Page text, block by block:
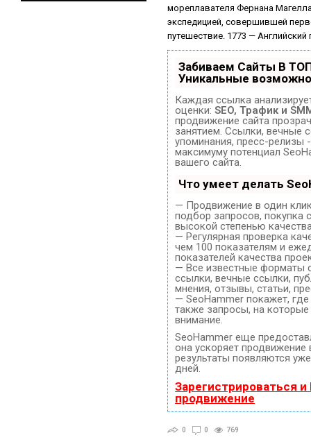
мореплавателя Фернана
экспедицией, совершившей
путешествие. 1773 —
Забиваем Сайты В
Уникальные
Каждая ссылка
оценки:SEO, Трафик и
продвижение сайта
занятием. Ссылки, вечные
упоминания, пресс-релизы
максимуму потенциал
вашего сайта.
Что умеет делать
— Продвижение в один
подбор запросов, покупка
высокой степенью
— Регулярная проверка
чем 100 показателям и
показателей качества
— Все известные форматы
ссылки, вечные ссылки,
мнения, отзывы, статьи,
— SeoHammer покажет,
также запросы, на
внимание.
SeoHammer еще
она ускоряет продвижение
результаты появляются
дней.
Зарегистрироваться и
продвижение
0 0 769